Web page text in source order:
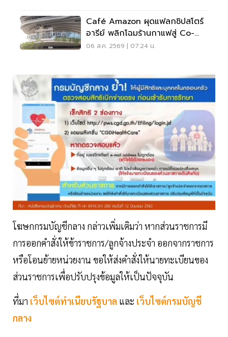
Café Amazon ผุดแฟลกชิปสโตร์
อารีย์ พลิกโฉมร้านกาแฟสู่ Co-
Working Space ครบวงจร
06 ส.ค. 2569 | 07:24 น.
โฆษกกรมบัญชีกลาง กล่าวเพิ่มเติมว่า หากส่วนราชการมี
การออกคำสั่งให้ข้าราชการ/ลูกจ้างประจำ ออกจากราชการ
หรือโอนย้ายหน่วยงาน ขอให้ส่งคำสั่งให้นายทะเบียนของ
ส่วนราชการเพื่อปรับปรุงข้อมูลให้เป็นปัจจุบัน
ที่มา เว็บไซต์ทำเนียบรัฐบาล และ เว็บไซต์กรมบัญชี
กลาง